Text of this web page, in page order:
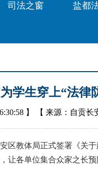
司法之窗 盐都
学生穿上“法律
】 【 来源：自贡长
教体局正式签署《关于
让各单位集合众家之长